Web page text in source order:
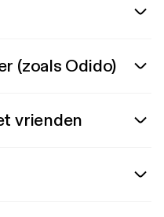
(zoals Odido)
vrienden